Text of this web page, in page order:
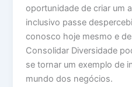
oportunidade de criar um
inclusivo passe
conosco hoje mesmo e
Consolidar Diversidade
se tornar um exemplo de
mundo dos negócios.